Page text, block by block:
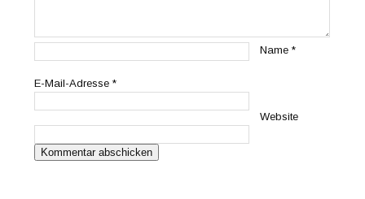
Name*
E-Mail-Adresse*
Website